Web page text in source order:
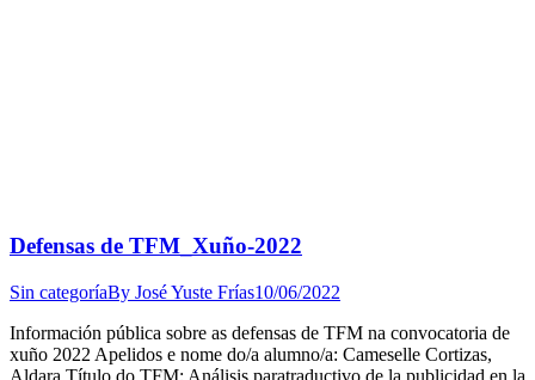
Defensas de TFM_Xuño-2022
Sin categoríaBy José Yuste Frías10/06/2022
Información pública sobre as defensas de TFM na convocatoria de
xuño 2022 Apelidos e nome do/a alumno/a: Cameselle Cortizas,
Aldara Título do TFM: Análisis paratraductivo de la publicidad en la